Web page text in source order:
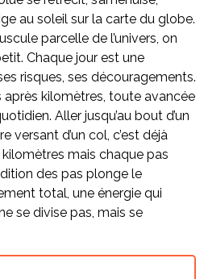
au soleil sur la carte du globe.
parcelle de l’univers, on
Chaque jour est une
risques, ses découragements.
après kilomètres, toute avancée
Aller jusqu’au bout d’un
versant d’un col, c’est déjà
kilomètres mais chaque pas
des pas plonge le
total, une énergie qui
se divise pas, mais se